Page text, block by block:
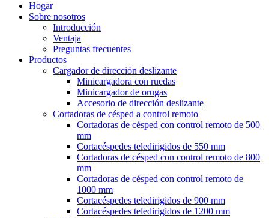
Hogar
Sobre nosotros
Introducción
Ventaja
Preguntas frecuentes
Productos
Cargador de dirección deslizante
Minicargadora con ruedas
Minicargador de orugas
Accesorio de dirección deslizante
Cortadoras de césped a control remoto
Cortadoras de césped con control remoto de 500
mm
Cortacéspedes teledirigidos de 550 mm
Cortadoras de césped con control remoto de 800
mm
Cortadoras de césped con control remoto de
1000 mm
Cortacéspedes teledirigidos de 900 mm
Cortacéspedes teledirigidos de 1200 mm